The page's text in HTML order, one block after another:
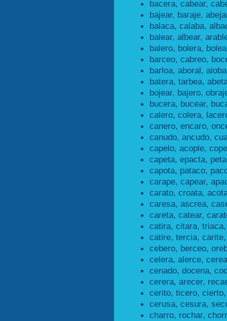
bacera, cabear,
bajear, baraje,
balaca, calaba,
balear, albear,
balero, bolera,
barceo, cabreo,
barloa, aboral,
batera, tarbea,
bojear, bajero,
bucera, bucear,
calero, colera,
canero, encaro,
canudo, ancudo,
capelo, acople,
capeta, epacta,
capota, pataco,
carape, capear,
carato, croata,
caresa, ascrea,
careta, catear,
catira, citara,
catire, tercia,
cebero, berceo,
celera, alerce,
cenado, docena,
cerera, arecer,
cerito, ticero,
cerusa, cesura,
charro, rochar,